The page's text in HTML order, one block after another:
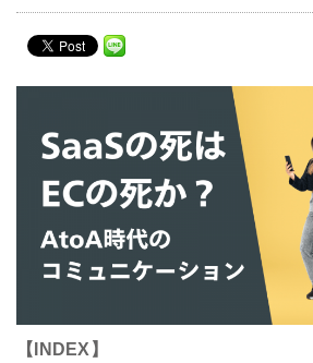
ブログ
ニュース
会社情報
採用
【INDEX】